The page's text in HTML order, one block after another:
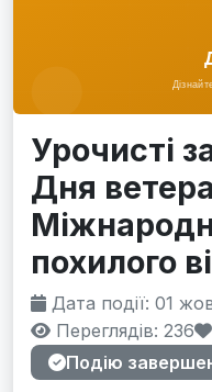
Урочисті
Дня
похилого
Дата події: 01
Переглядів: 236
Подію